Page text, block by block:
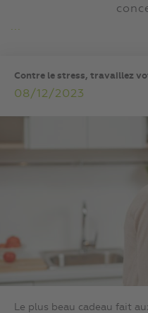
...
Contre le stress, travaillez
08/12/2023
Le plus beau cadeau fait